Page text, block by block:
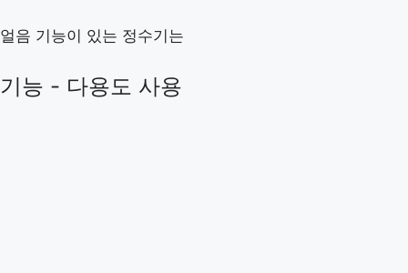
얼음 기능이 있는 정수기는
기능 - 다용도 사용